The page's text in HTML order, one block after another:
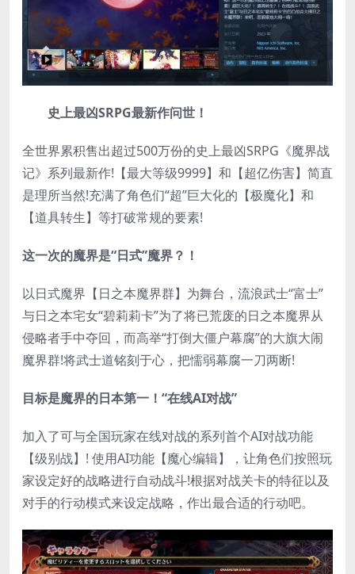
史上最凶SRPG最新作问世！
全世界累积售出超过500万份的史上最凶SRPG《魔界战
记》系列最新作!【最大等级9999】和【超亿伤害】简直
是理所当然!充满了角色们“超”巨大化的【极魔化】和
【道具转生】等打破常规的要素!
这一次的魔界是“日式”魔界？！
以日式魔界【日之本魔界群】为舞台，流浪武士“富士”
与日之本宅女“碧莉莉卡”为了将已荒废的日之本魔界从
侵略者手中夺回，而高举“打倒大僵户幕腐”的大旗大闹
魔界群!将武士道铭刻于心，把懦弱幕腐一刀两断!
目标是魔界的日本第一！“在线AI对战”
加入了可与全国玩家在线对战的系列首个AI对战功能
【级别战】! 使用AI功能【魔心编辑】，让角色们按照玩
家设定好的战略进行自动战斗!根据对战关卡的特征以及
对手的行动模式来设定战略，作出最合适的行动吧。